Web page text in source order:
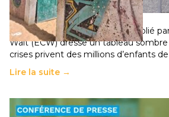
population
11 juillet 2026-National
Un nouveau rapport mondial publié
Wait (ECW) dresse un tableau
crises privent des millions d’enfants
Lire la suite →